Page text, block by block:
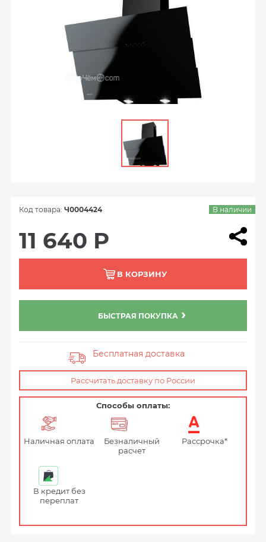
Код товара: Ч0004424 В наличии
11 640 Р
В КОРЗИНУ
БЫСТРАЯ ПОКУПКА
Бесплатная доставка
Рассчитать доставку по России
Способы оплаты:
Наличная оплата
Безналичный
расчет
Рассрочка*
В кредит без
переплат